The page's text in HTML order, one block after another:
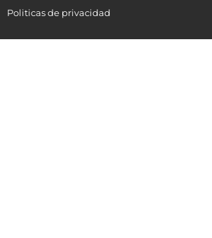
Politicas de privacidad